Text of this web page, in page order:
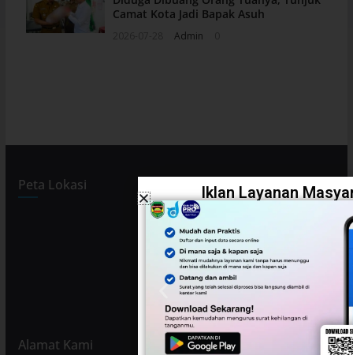
Camat Kota Jadi Bapak Asuh
Admin
Peta Lokasi
Alamat Kami
Iklan Layanan